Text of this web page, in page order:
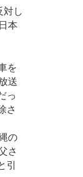
対し
本
を
送
っ
さ
の
さ
引